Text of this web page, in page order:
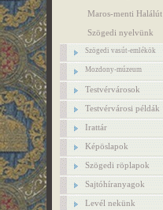
Maros-menti Halálút
Szögedi nyelvünk
Szögedi vasút-emlékök
Mozdony-múzeum
Testvérvárosok
Testvérvárosi példák
Irattár
Képöslapok
Szögedi röplapok
Sajtóhíranyagok
Levél nekünk